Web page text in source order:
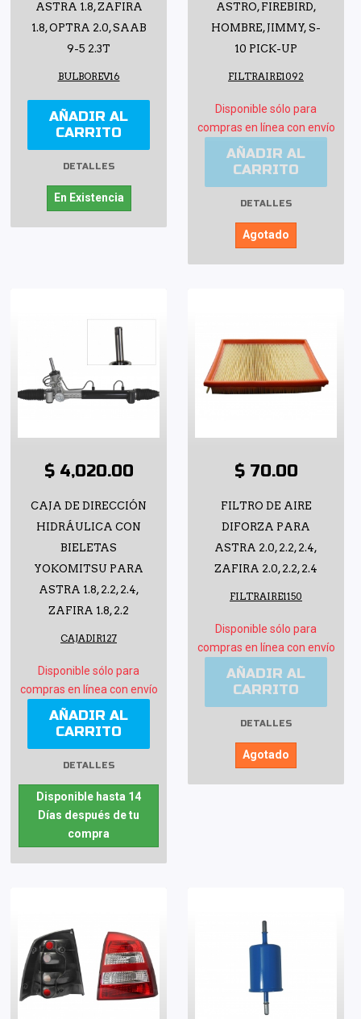
ASTRA 1.8, ZAFIRA
1.8, OPTRA 2.0, SAAB
9-5 2.3T
BULBOREV16
AÑADIR AL
CARRITO
DETALLES
En Existencia
ASTRO, FIREBIRD,
HOMBRE, JIMMY, S-
10 PICK-UP
FILTRAIRE1092
Disponible sólo para
compras en línea con envío
AÑADIR AL
CARRITO
DETALLES
Agotado
$ 4,020.00
CAJA DE DIRECCIÓN
HIDRÁULICA CON
BIELETAS
YOKOMITSU PARA
ASTRA 1.8, 2.2, 2.4,
ZAFIRA 1.8, 2.2
CAJADIR127
Disponible sólo para
compras en línea con envío
AÑADIR AL
CARRITO
DETALLES
Disponible hasta 14
Días después de tu
compra
$ 70.00
FILTRO DE AIRE
DIFORZA PARA
ASTRA 2.0, 2.2, 2.4,
ZAFIRA 2.0, 2.2, 2.4
FILTRAIRE1150
Disponible sólo para
compras en línea con envío
AÑADIR AL
CARRITO
DETALLES
Agotado